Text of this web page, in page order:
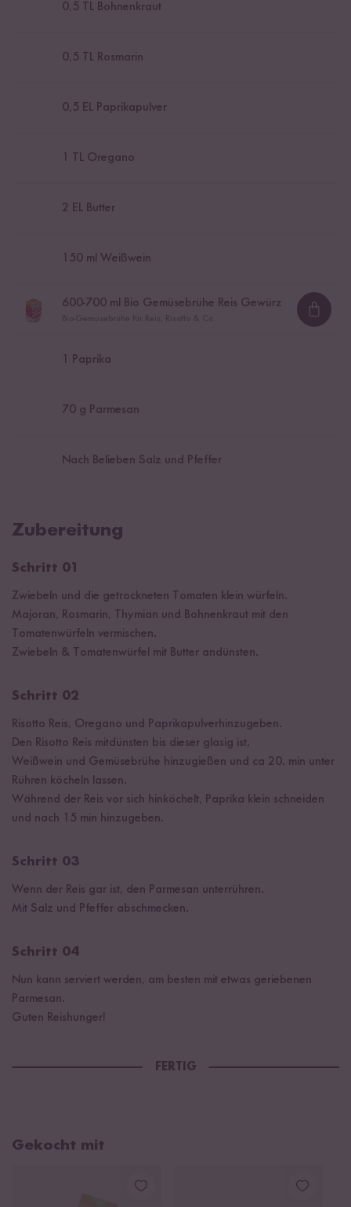
0,5 TL Bohnenkraut
0,5 TL Rosmarin
0,5 EL Paprikapulver
1 TL Oregano
2 EL Butter
150 ml Weißwein
600-700 ml Bio Gemüsebrühe Reis Gewürz
1 Paprika
70 g Parmesan
Nach Belieben Salz und Pfeffer
Zubereitung
Schritt 01
Zwiebeln und die getrockneten Tomaten klein würfeln.
Majoran, Rosmarin, Thymian und Bohnenkraut mit den
Tomatenwürfeln vermischen.
Zwiebeln & Tomatenwürfel mit Butter andünsten.
Schritt 02
Risotto Reis, Oregano und Paprikapulverhinzugeben.
Den Risotto Reis mitdünsten bis dieser glasig ist.
Weißwein und Gemüsebrühe hinzugießen und ca 20. min unter
Rühren köcheln lassen.
Während der Reis vor sich hinköchelt, Paprika klein schneiden
und nach 15 min hinzugeben.
Schritt 03
Wenn der Reis gar ist, den Parmesan unterrühren.
Mit Salz und Pfeffer abschmecken.
Schritt 04
Nun kann serviert werden, am besten mit etwas geriebenen
Parmesan.
Guten Reishunger!
FERTIG
Gekocht mit